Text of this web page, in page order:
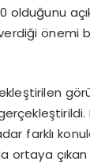
önemi
farklı
çıkan